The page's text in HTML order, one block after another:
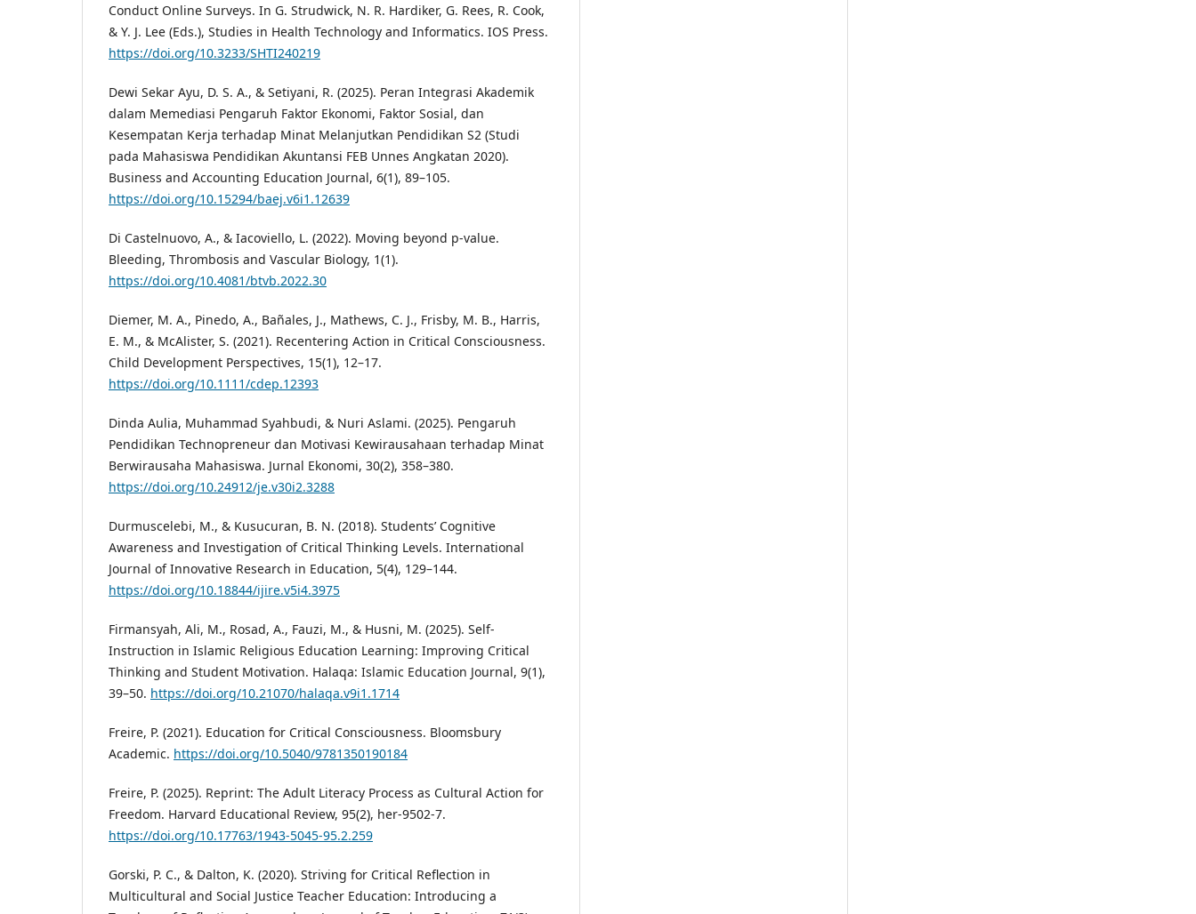
Conduct Online Surveys. In G. Strudwick, N. R. Hardiker, G. Rees, R. Cook,
& Y. J. Lee (Eds.), Studies in Health Technology and Informatics. IOS Press.
https://doi.org/10.3233/SHTI240219
Dewi Sekar Ayu, D. S. A., & Setiyani, R. (2025). Peran Integrasi Akademik
dalam Memediasi Pengaruh Faktor Ekonomi, Faktor Sosial, dan
Kesempatan Kerja terhadap Minat Melanjutkan Pendidikan S2 (Studi
pada Mahasiswa Pendidikan Akuntansi FEB Unnes Angkatan 2020).
Business and Accounting Education Journal, 6(1), 89–105.
https://doi.org/10.15294/baej.v6i1.12639
Di Castelnuovo, A., & Iacoviello, L. (2022). Moving beyond p-value.
Bleeding, Thrombosis and Vascular Biology, 1(1).
https://doi.org/10.4081/btvb.2022.30
Diemer, M. A., Pinedo, A., Bañales, J., Mathews, C. J., Frisby, M. B., Harris,
E. M., & McAlister, S. (2021). Recentering Action in Critical Consciousness.
Child Development Perspectives, 15(1), 12–17.
https://doi.org/10.1111/cdep.12393
Dinda Aulia, Muhammad Syahbudi, & Nuri Aslami. (2025). Pengaruh
Pendidikan Technopreneur dan Motivasi Kewirausahaan terhadap Minat
Berwirausaha Mahasiswa. Jurnal Ekonomi, 30(2), 358–380.
https://doi.org/10.24912/je.v30i2.3288
Durmuscelebi, M., & Kusucuran, B. N. (2018). Students’ Cognitive
Awareness and Investigation of Critical Thinking Levels. International
Journal of Innovative Research in Education, 5(4), 129–144.
https://doi.org/10.18844/ijire.v5i4.3975
Firmansyah, Ali, M., Rosad, A., Fauzi, M., & Husni, M. (2025). Self-
Instruction in Islamic Religious Education Learning: Improving Critical
Thinking and Student Motivation. Halaqa: Islamic Education Journal, 9(1),
39–50. https://doi.org/10.21070/halaqa.v9i1.1714
Freire, P. (2021). Education for Critical Consciousness. Bloomsbury
Academic. https://doi.org/10.5040/9781350190184
Freire, P. (2025). Reprint: The Adult Literacy Process as Cultural Action for
Freedom. Harvard Educational Review, 95(2), her-9502-7.
https://doi.org/10.17763/1943-5045-95.2.259
Gorski, P. C., & Dalton, K. (2020). Striving for Critical Reflection in
Multicultural and Social Justice Teacher Education: Introducing a